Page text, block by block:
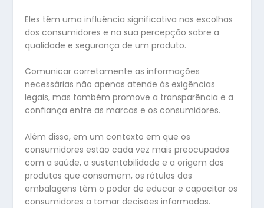
Eles têm uma influência significativa nas escolhas
dos consumidores e na sua percepção sobre a
qualidade e segurança de um produto.
Comunicar corretamente as informações
necessárias não apenas atende às exigências
legais, mas também promove a transparência e a
confiança entre as marcas e os consumidores.
Além disso, em um contexto em que os
consumidores estão cada vez mais preocupados
com a saúde, a sustentabilidade e a origem dos
produtos que consomem, os rótulos das
embalagens têm o poder de educar e capacitar os
consumidores a tomar decisões informadas.